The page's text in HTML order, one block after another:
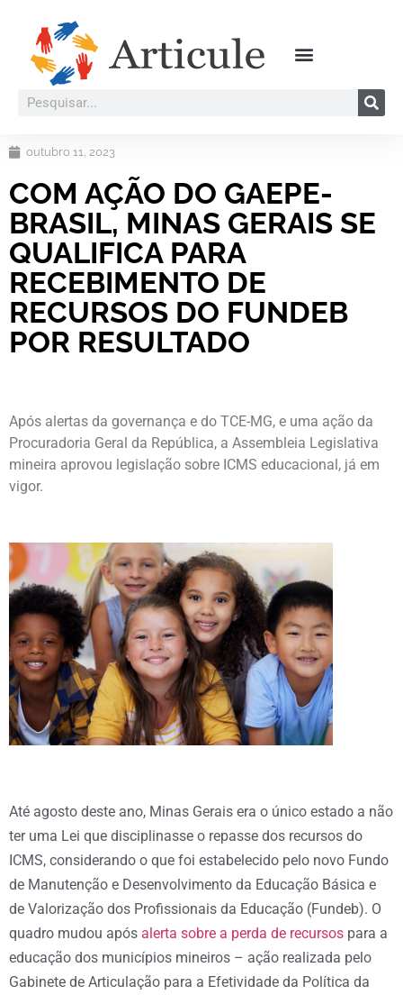
outubro 11, 2023
COM AÇÃO DO GAEPE-
BRASIL, MINAS GERAIS SE
QUALIFICA PARA
RECEBIMENTO DE
RECURSOS DO FUNDEB
POR RESULTADO
Após alertas da governança e do TCE-MG, e uma ação da
Procuradoria Geral da República, a Assembleia Legislativa
mineira aprovou legislação sobre ICMS educacional, já em
vigor.
Até agosto deste ano, Minas Gerais era o único estado a não
ter uma Lei que disciplinasse o repasse dos recursos do
ICMS, considerando o que foi estabelecido pelo novo Fundo
de Manutenção e Desenvolvimento da Educação Básica e
de Valorização dos Profissionais da Educação (Fundeb). O
quadro mudou após alerta sobre a perda de recursos para a
educação dos municípios mineiros – ação realizada pelo
Gabinete de Articulação para a Efetividade da Política da